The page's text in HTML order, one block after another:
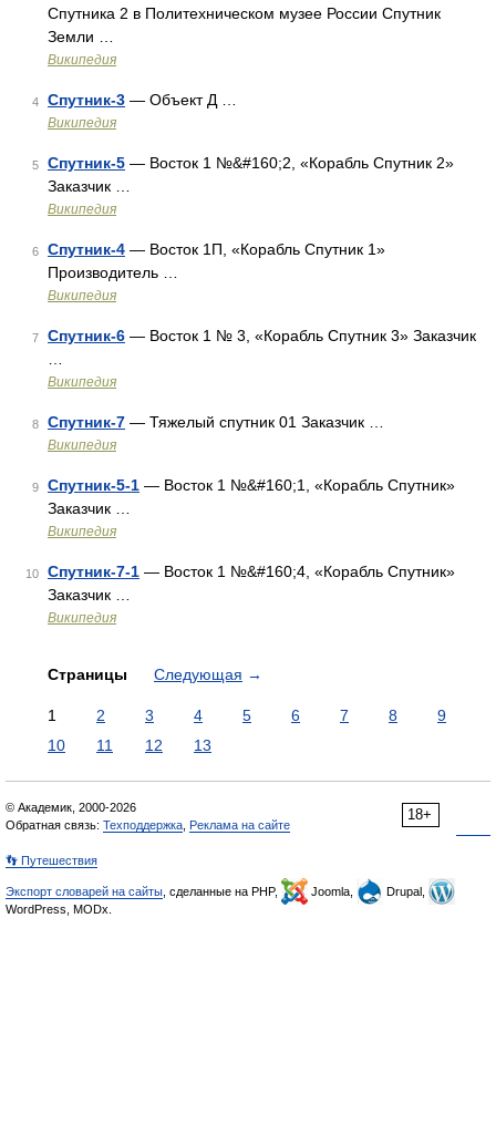
Спутника 2 в Политехническом музее России Спутник
Земли …
Википедия
4 Спутник-3 — Объект Д …
Википедия
5 Спутник-5 — Восток 1 №&#160;2, «Корабль Спутник 2»
Заказчик …
Википедия
6 Спутник-4 — Восток 1П, «Корабль Спутник 1»
Производитель …
Википедия
7 Спутник-6 — Восток 1 № 3, «Корабль Спутник 3» Заказчик
Википедия
8 Спутник-7 — Тяжелый спутник 01 Заказчик …
Википедия
9 Спутник-5-1 — Восток 1 №&#160;1, «Корабль Спутник»
Заказчик …
Википедия
10 Спутник-7-1 — Восток 1 №&#160;4, «Корабль Спутник»
Заказчик …
Википедия
Страницы Следующая →
1 2 3 4 5 6 7 8
9
10
11 12 13
18+
© Академик, 2000-2026
Обратная связь: Техподдержка Реклама на сайте
👣 Путешествия
Экспорт словарей на сайты , сделанные на PHP, Joomla,
Drupal,
WordPress, MODx.